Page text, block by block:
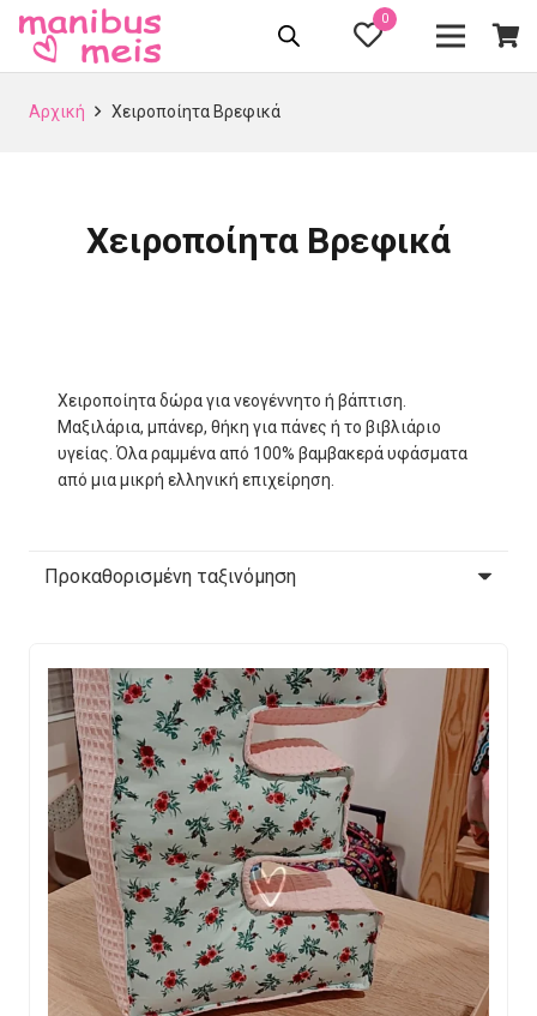
0
Αρχική Χειροποίητα Βρεφικά
Χειροποίητα Βρεφικά
Χειροποίητα δώρα για νεογέννητο ή βάπτιση.
Μαξιλάρια, μπάνερ, θήκη για πάνες ή το βιβλιάριο
υγείας. Όλα ραμμένα από 100% βαμβακερά υφάσματα
από μια μικρή ελληνική επιχείρηση.